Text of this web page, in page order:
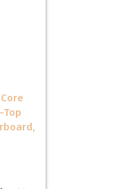
tạp.
độ
các
chơi
Top